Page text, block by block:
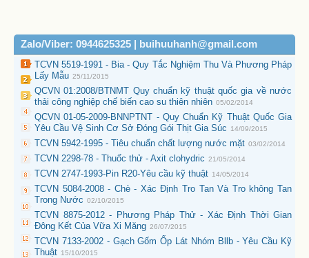
Zalo/Viber: 0944625325 | buihuuhanh@gmail.com
TCVN 5519-1991 - Bia - Quy Tắc Nghiệm Thu Và Phương Pháp
Lấy Mẫu 25/11/2015
QCVN 01:2008/BTNMT Quy chuẩn kỹ thuật quốc gia về nước
thải công nghiệp chế biến cao su thiên nhiên 05/02/2014
QCVN 01-05-2009-BNNPTNT - Quy Chuẩn Kỹ Thuật Quốc Gia
Yêu Cầu Vệ Sinh Cơ Sở Đóng Gói Thịt Gia Súc
14/09/2015
TCVN 5942-1995 - Tiêu chuẩn chất lượng nước mặt 03/02/2014
TCVN 2298-78 - Thuốc thử - Axit clohydric 21/05/2014
TCVN 2747-1993-Pin R20-Yêu cầu kỹ thuật 14/05/2014
TCVN 5084-2008 - Chè - Xác Định Tro Tan Và Tro không Tan
Trong Nước 02/10/2015
TCVN 8875-2012 - Phương Pháp Thử - Xác Định Thời Gian
Đông Kết Của Vữa Xi Măng 26/07/2015
TCVN 7133-2002 - Gạch Gốm Ốp Lát Nhóm Bllb - Yêu Cầu Kỹ
Thuật 15/10/2015